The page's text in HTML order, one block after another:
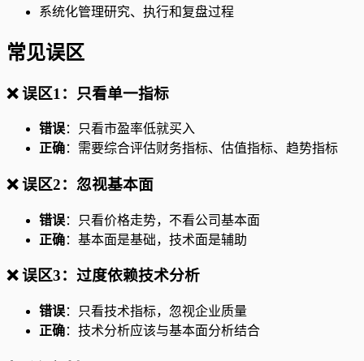
系统化管理研究、执行和复盘过程
常见误区
❌ 误区1：只看单一指标
错误：只看市盈率低就买入
正确：需要综合评估财务指标、估值指标、趋势指标
❌ 误区2：忽视基本面
错误：只看价格走势，不看公司基本面
正确：基本面是基础，技术面是辅助
❌ 误区3：过度依赖技术分析
错误：只看技术指标，忽视企业质量
正确：技术分析应该与基本面分析结合